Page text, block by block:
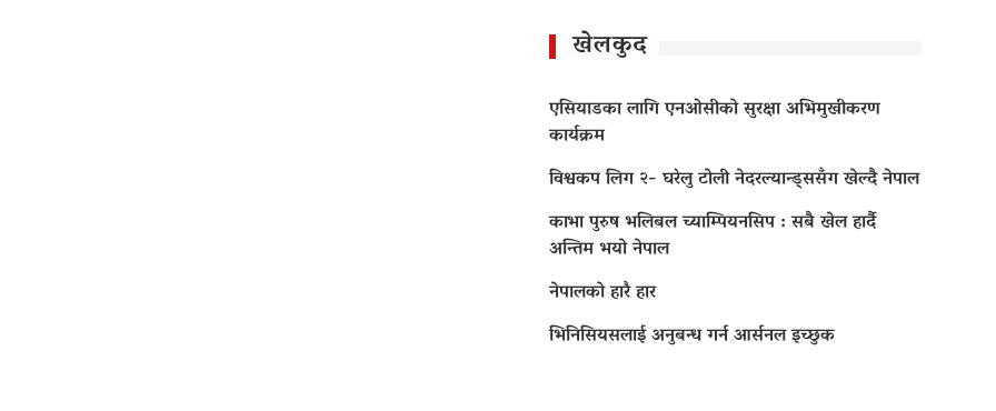
खेलकुद
एसियाडका लागि एनओसीको सुरक्षा अभिमुखीकरण
कार्यक्रम
विश्वकप लिग २- घरेलु टोली नेदरल्यान्ड्ससँग खेल्दै नेपाल
काभा पुरुष भलिबल च्याम्पियनसिप : सबै खेल हार्दै
अन्तिम भयो नेपाल
नेपालको हारै हार
भिनिसियसलाई अनुबन्ध गर्न आर्सनल इच्छुक